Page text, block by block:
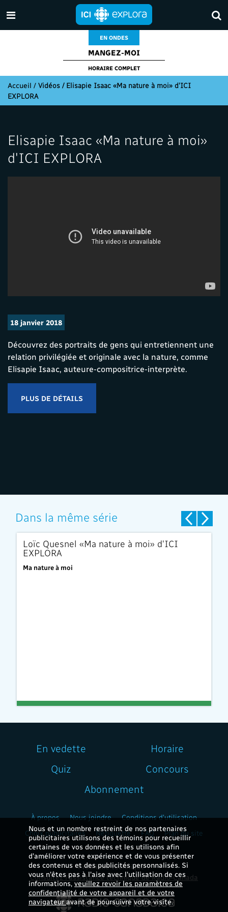
EN ONDES
MANGEZ-MOI
HORAIRE COMPLET
Accueil / Vidéos / Elisapie Isaac «Ma nature à moi» d'ICI
EXPLORA
Elisapie Isaac «Ma nature à moi»
d'ICI EXPLORA
18 janvier 2018
Découvrez des portraits de gens qui entretiennent une
relation privilégiée et originale avec la nature, comme
Elisapie Isaac, auteure-compositrice-interprète.
PLUS DE DÉTAILS
Dans la même série
EXCLUSIVITÉ
Loïc Quesnel «Ma nature à moi» d'ICI
EXPLORA
Ma nature à moi
Nous et un nombre restreint de nos partenaires
publicitaires utilisons des témoins pour recueillir
certaines de vos données et les utilisons afin
d’améliorer votre expérience et de vous présenter
des contenus et des publicités personnalisés. Si
vous n'êtes pas à l'aise avec l'utilisation de ces
informations,veuillez revoir les paramètres de
confidentialité de votre appareil et de votre
navigateuravant de poursuivre votre visite.
En vedette
Horaire
Quiz
Concours
Abonnement
À propos Nous joindre
Conditions d'utilisation
Choix publicitaires
Nétiquette FAQ Plan du site
Problème technique ?
Consultez l'assistance technique de Radio-Canada